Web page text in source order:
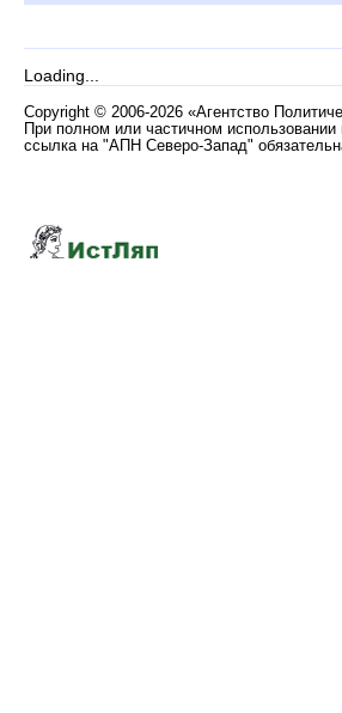
Loading...
Copyright © 2006-2026 «Агентство
При полном или частичном использовании
ссылка на "АПН Северо-Запад"